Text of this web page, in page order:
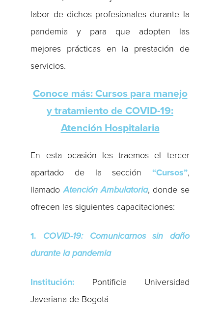
labor de dichos profesionales durante la
pandemia y para que adopten las
mejores prácticas en la prestación de
servicios.
Conoce más: Cursos para manejo
y tratamiento de COVID-19:
Atención Hospitalaria
En esta ocasión les traemos el tercer
apartado de la sección “Cursos”,
llamadoAtención Ambulatoria, donde se
ofrecen las siguientes capacitaciones:
1. COVID-19: Comunicarnos sin daño
durante la pandemia
Institución: Pontificia Universidad
Javeriana de Bogotá